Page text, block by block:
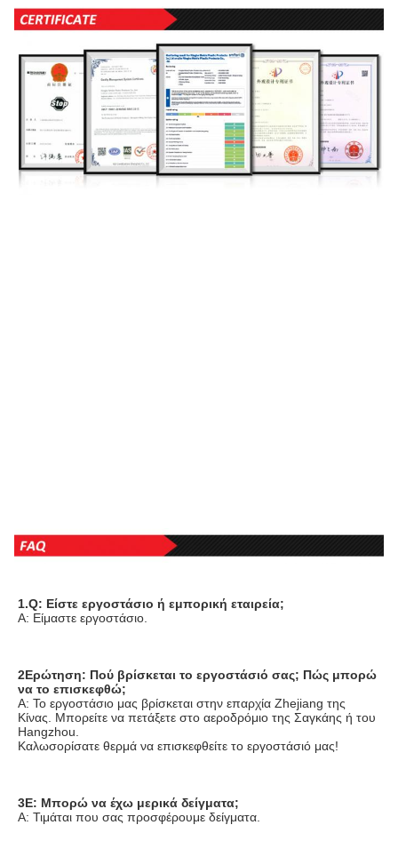
1.Q: Είστε εργοστάσιο ή εμπορική εταιρεία;
Α: Είμαστε εργοστάσιο.
2Ερώτηση: Πού βρίσκεται το εργοστάσιό σας; Πώς μπορώ
να το επισκεφθώ;
Α: Το εργοστάσιο μας βρίσκεται στην επαρχία Zhejiang της
Κίνας. Μπορείτε να πετάξετε στο αεροδρόμιο της Σαγκάης ή του
Hangzhou.
Καλωσορίσατε θερμά να επισκεφθείτε το εργοστάσιό μας!
3Ε: Μπορώ να έχω μερικά δείγματα;
Α: Τιμάται που σας προσφέρουμε δείγματα.